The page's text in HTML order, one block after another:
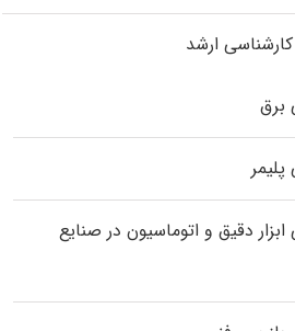
ارشد
برق
دقیق و اتوماسیون در صنایع